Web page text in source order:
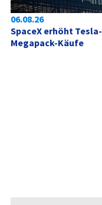
06.08.26
SpaceX erhöht Tesla-
Megapack-Käufe